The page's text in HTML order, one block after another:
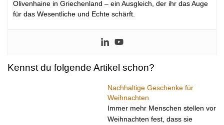
Olivenhaine in Griechenland – ein Ausgleich, der ihr das Auge
für das Wesentliche und Echte schärft.
Kennst du folgende Artikel schon?
Nachhaltige Geschenke für
Weihnachten
Immer mehr Menschen stellen vor
Weihnachten fest, dass sie